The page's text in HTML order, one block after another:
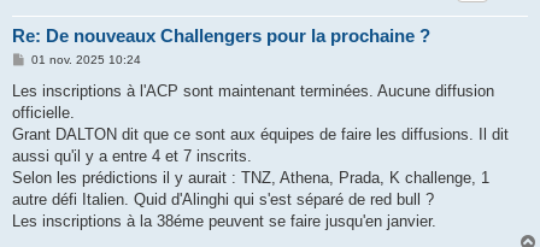
Re: De nouveaux Challengers pour la prochaine ?
M
s
a
g
01 nov. 2025 10:24
Les inscriptions à l'ACP sont maintenant terminées. Aucune diffusion
officielle.
Grant DALTON dit que ce sont aux équipes de faire les diffusions. Il dit
aussi qu'il y a entre 4 et 7 inscrits.
Selon les prédictions il y aurait : TNZ, Athena, Prada, K challenge, 1
autre défi Italien. Quid d'Alinghi qui s'est séparé de red bull ?
Les inscriptions à la 38éme peuvent se faire jusqu'en janvier.